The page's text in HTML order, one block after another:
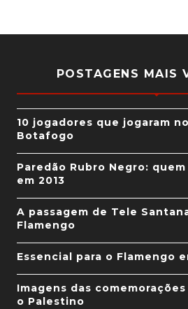
POSTAGENS MAIS
10 jogadores que jogaram
Botafogo
Paredão Rubro Negro:
em 2013
A passagem de Tele
Flamengo
Essencial para o Flamengo
Imagens das
o Palestino